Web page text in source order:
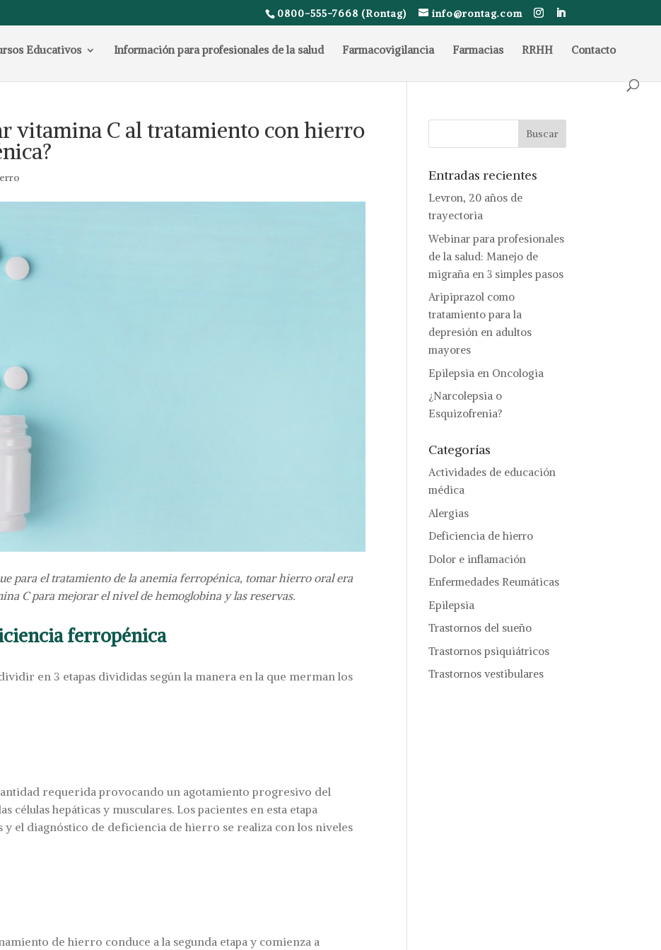
0800-555-7668 (Rontag) info@rontag.com
Educativos Información para profesionales de la salud Farmacovigilancia Farmacias RRHH Contacto
vitamina C al tratamiento con hierro
para el tratamiento de la anemia ferropénica, tomar hierro oral era
C para mejorar el nivel de hemoglobina y las reservas.
ferropénica
en 3 etapas divididas según la manera en la que merman los
requerida provocando un agotamiento progresivo del
células hepáticas y musculares. Los pacientes en esta etapa
el diagnóstico de deficiencia de hierro se realiza con los niveles
de hierro conduce a la segunda etapa y comienza a
Entradas recientes
Levron, 20 años de
trayectoria
Webinar para profesionales
de la salud: Manejo de
migraña en 3 simples pasos
Aripiprazol como
tratamiento para la
depresión en adultos
mayores
Epilepsia en Oncologia
¿Narcolepsia o
Esquizofrenia?
Categorías
Actividades de educación
médica
Alergias
Deficiencia de hierro
Dolor e inflamación
Enfermedades Reumáticas
Epilepsia
Trastornos del sueño
Trastornos psiquiátricos
Trastornos vestibulares